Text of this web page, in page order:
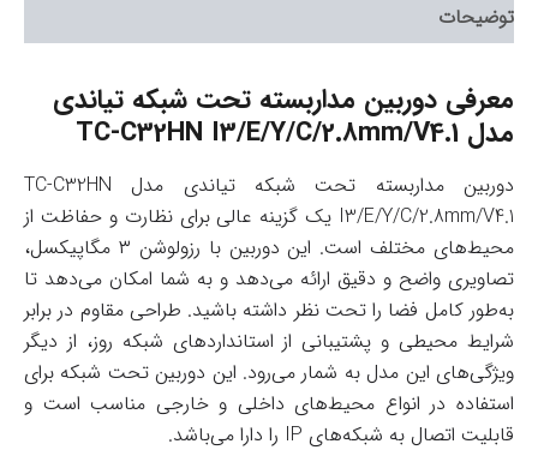
توضیحات
معرفی دوربین مداربسته تحت شبکه تیاندی
مدل TC-C32HN I3/E/Y/C/2.8mm/V4.1
دوربین مداربسته تحت شبکه تیاندی مدل TC-C32HN
I3/E/Y/C/2.8mm/V4.1 یک گزینه عالی برای نظارت و حفاظت از
محیط‌های مختلف است. این دوربین با رزولوشن ۳ مگاپیکسل،
تصاویری واضح و دقیق ارائه می‌دهد و به شما امکان می‌دهد تا
به‌طور کامل فضا را تحت نظر داشته باشید. طراحی مقاوم در برابر
شرایط محیطی و پشتیبانی از استانداردهای شبکه روز، از دیگر
ویژگی‌های این مدل به شمار می‌رود. این دوربین تحت شبکه برای
استفاده در انواع محیط‌های داخلی و خارجی مناسب است و
قابلیت اتصال به شبکه‌های IP را دارا می‌باشد.